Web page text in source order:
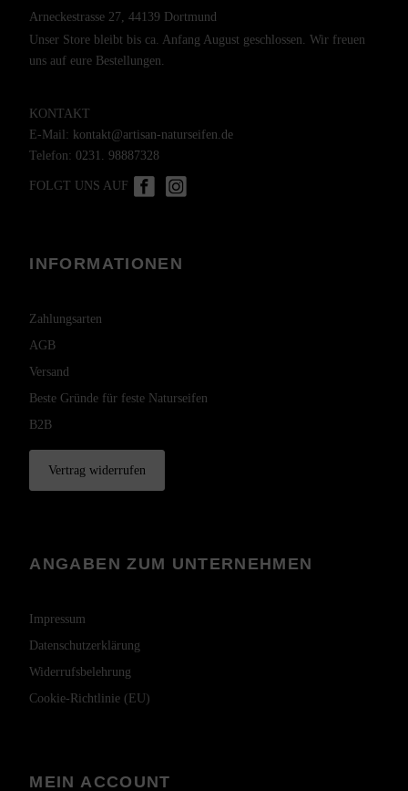
Arneckestrasse 27, 44139 Dortmund
Unser Store bleibt bis ca. Anfang August geschlossen. Wir freuen
uns auf eure Bestellungen.
KONTAKT
E-Mail: kontakt@artisan-naturseifen.de
Telefon:0231. 98887328
FOLGT UNS AUF
INFORMATIONEN
Zahlungsarten
AGB
Versand
Beste Gründe für feste Naturseifen
B2B
Vertrag widerrufen
ANGABEN ZUM UNTERNEHMEN
Impressum
Datenschutzerklärung
Widerrufsbelehrung
Cookie-Richtlinie (EU)
MEIN ACCOUNT